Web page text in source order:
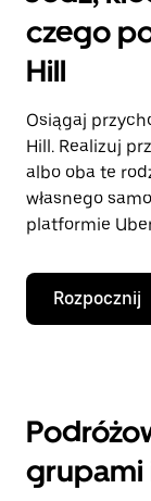
czego
Hill
Osiągaj
Hill. Realizuj
albo oba te
własnego
platformie
Rozpocznij
grupami